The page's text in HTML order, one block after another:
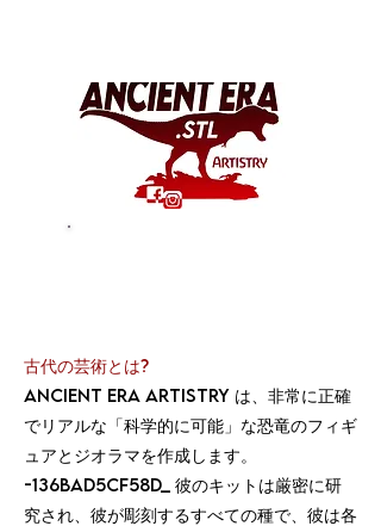
古代の芸術とは?
Ancient Era Artistry は、非常に正確
でリアルな「科学的に可能」な恐竜のフィギ
ュアとジオラマを作成します。
-136bad5cf58d_ 彼のキットは厳密に研
究され、彼が彫刻するすべての種で、彼は各